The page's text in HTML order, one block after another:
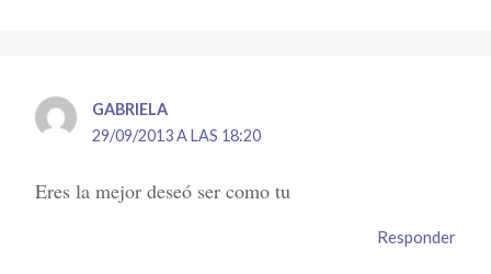
GABRIELA
29/09/2013 A LAS 18:20
Eres la mejor deseó ser como tu
Responder